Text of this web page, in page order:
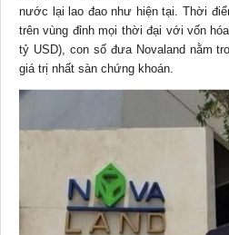
nước lại lao đao như hiện tại. Thời
trên vùng đỉnh mọi thời đại với vốn
tỷ USD), con số đưa Novaland nằm
giá trị nhất sàn chứng khoán.